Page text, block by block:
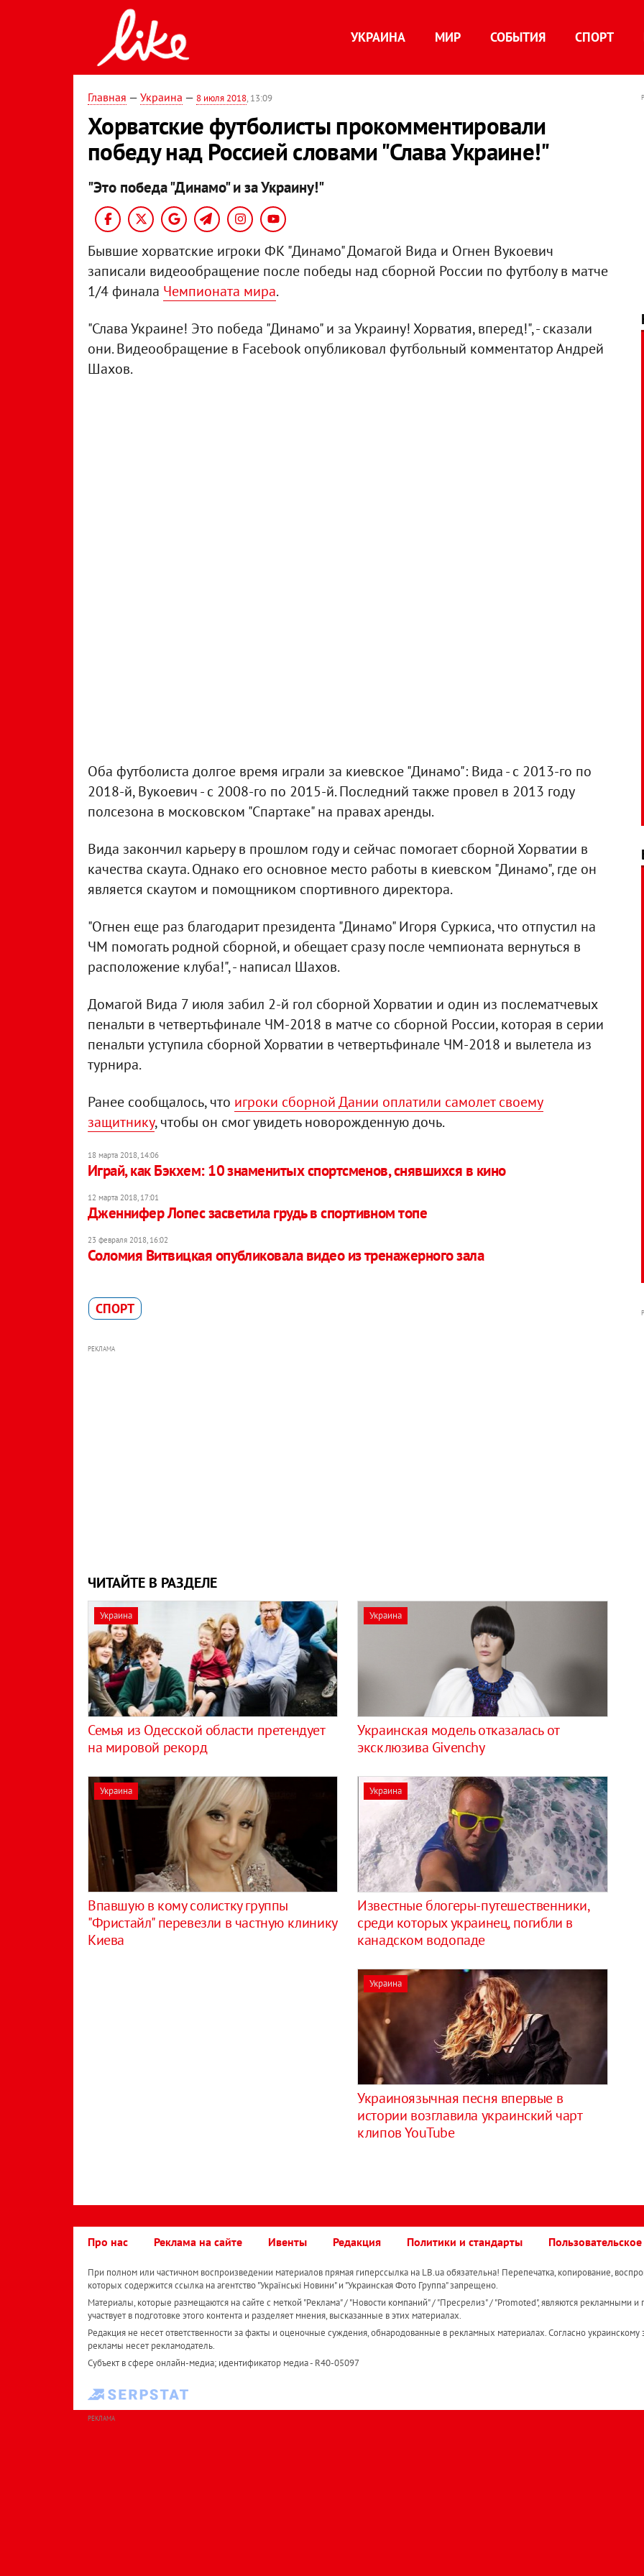
УКРАИНА МИР СОБЫТИЯ СПОРТ
Главная — Украина — 8 июля 2018, 13:09
Хорватские футболисты прокомментировали
победу над Россией словами "Слава Украине!"
"Это победа "Динамо" и за Украину!"
Бывшие хорватские игроки ФК "Динамо" Домагой Вида и Огнен Вукоевич
записали видеообращение после победы над сборной России по футболу в матче
1/4 финала Чемпионата мира.
"Слава Украине! Это победа "Динамо" и за Украину! Хорватия, вперед!", - сказали
они. Видеообращение в Facebook опубликовал футбольный комментатор Андрей
Шахов.
Оба футболиста долгое время играли за киевское "Динамо": Вида - с 2013-го по
2018-й, Вукоевич - с 2008-го по 2015-й. Последний также провел в 2013 году
полсезона в московском "Спартаке" на правах аренды.
Вида закончил карьеру в прошлом году и сейчас помогает сборной Хорватии в
качества скаута. Однако его основное место работы в киевском "Динамо", где он
является скаутом и помощником спортивного директора.
"Огнен еще раз благодарит президента "Динамо" Игоря Суркиса, что отпустил на
ЧМ помогать родной сборной, и обещает сразу после чемпионата вернуться в
расположение клуба!", - написал Шахов.
Домагой Вида 7 июля забил 2-й гол сборной Хорватии и один из послематчевых
пенальти в четвертьфинале ЧМ-2018 в матче со сборной России, которая в серии
пенальти уступила сборной Хорватии в четвертьфинале ЧМ-2018 и вылетела из
турнира.
Ранее сообщалось, что игроки сборной Дании оплатили самолет своему
защитнику, чтобы он смог увидеть новорожденную дочь.
18 марта 2018, 14:06
Играй, как Бэкхем: 10 знаменитых спортсменов, снявшихся в кино
12 марта 2018, 17:01
Дженнифер Лопес засветила грудь в спортивном топе
23 февраля 2018, 16:02
Соломия Витвицкая опубликовала видео из тренажерного зала
СПОРТ
РЕКЛАМА
ЧИТАЙТЕ В РАЗДЕЛЕ
Украина
Семья из Одесской области претендует
на мировой рекорд
Украина
Украинская модель отказалась от
эксклюзива Givenchy
Украина
Впавшую в кому солистку группы
"Фристайл" перевезли в частную клинику
Киева
Украина
Известные блогеры-путешественники,
среди которых украинец, погибли в
канадском водопаде
Украина
Украиноязычная песня впервые в
истории возглавила украинский чарт
клипов YouTube
Про нас Реклама на сайте Ивенты Редакция Политики и стандарты
При полном или частичном воспроизведении материалов прямая гиперссылка на LB.ua обязательна! Перепечатка, копирование,
которых содержится ссылка на агентство "Українськi Новини" и "Украинская Фото Группа" запрещено.
Материалы, которые размещаются на сайте с меткой "Реклама" / "Новости компаний" / "Пресрелиз" / "Promoted", являются рекламными и
участвует в подготовке этого контента и разделяет мнения, высказанные в этих материалах.
Редакция не несет ответственности за факты и оценочные суждения, обнародованные в рекламных материалах. Согласно украинскому
рекламы несет рекламодатель.
Субъект в сфере онлайн-медиа; идентификатор медиа - R40-05097
РЕКЛАМА